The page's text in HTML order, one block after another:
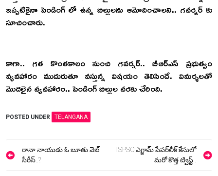
ఇప్పటికైనా పెండింగ్ లో ఉన్న బిల్లులను ఆమోదించాలని.. గవర్నర్ కు
సూచించారు.
కాగా.. గత కొంతకాలం నుంచి గవర్నర్.. బీఆర్ఎస్ ప్రభుత్వం
వ్యవహారం ముదురుతూ వస్తున్న విషయం తెలిసిందే. విమర్శలతో
మొదలైన వ్యవహారం.. పెండింగ్ బిల్లుల వరకు చేరింది.
POSTED UNDER TELANGANA
Post
navigation
రానా నాయుడు ఓ బూతు వెబ్
సీరీస్..?
TSPSC ఎగ్జామ్ పేపర్‌లీక్‌ కేసులో
మరో కొత్త ట్విస్ట్..